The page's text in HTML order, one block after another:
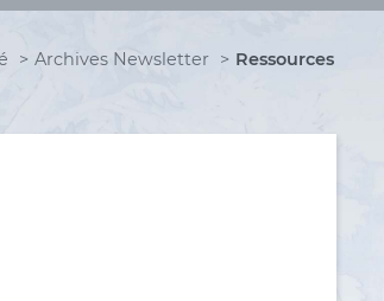
Archives Newsletter
Ressources